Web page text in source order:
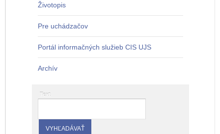
Životopis
Pre uchádzačov
Portál informačných služieb CIS UJS
Archív
Text